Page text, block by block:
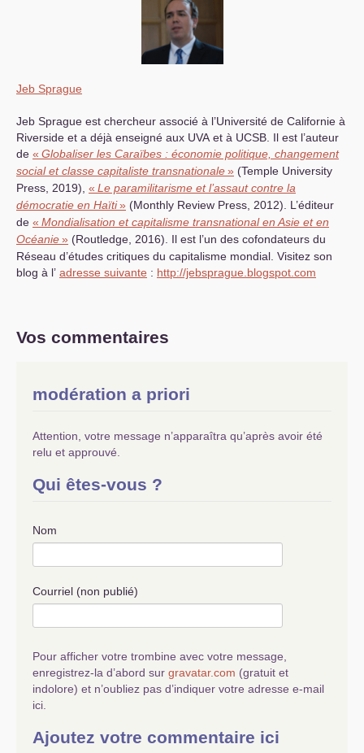
Jeb Sprague
Jeb Sprague est chercheur associé à l’Université de Californie à
Riverside et a déjà enseigné aux UVA et à UCSB . Il est l’auteur
de « Globaliser les Caraïbes : économie politique, changement
social et classe capitaliste transnationale» (Temple University
Press, 2019), « Le paramilitarisme et l’assaut contre la
démocratie en Haïti» (Monthly Review Press, 2012). L’éditeur
de « Mondialisation et capitalisme transnational en Asie et en
Océanie» (Routledge, 2016). Il est l’un des cofondateurs du
Réseau d’études critiques du capitalisme mondial. Visitez son
blog à l’ adresse suivante : http://jebsprague.blogspot.com
Vos commentaires
modération a priori
Attention, votre message n’apparaîtra qu’après avoir été
relu et approuvé.
Qui êtes-vous ?
Nom
Courriel (non publié)
Pour afficher votre trombine avec votre message,
enregistrez-la d’abord sur gravatar.com (gratuit et
indolore) et n’oubliez pas d’indiquer votre adresse e-mail
ici.
Ajoutez votre commentaire ici